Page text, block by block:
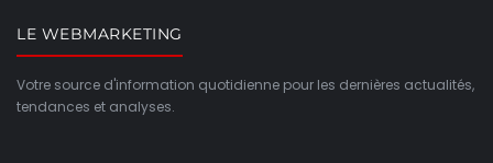
LE WEBMARKETING
Votre source d'information quotidienne pour les dernières actualités,
tendances et analyses.